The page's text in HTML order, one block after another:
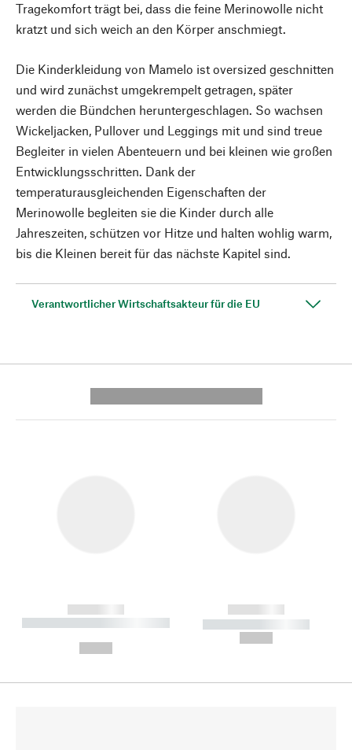
Tragekomfort trägt bei, dass die feine Merinowolle nicht
kratzt und sich weich an den Körper anschmiegt.
Die Kinderkleidung von Mamelo ist oversized geschnitten
und wird zunächst umgekrempelt getragen, später
werden die Bündchen heruntergeschlagen. So wachsen
Wickeljacken, Pullover und Leggings mit und sind treue
Begleiter in vielen Abenteuern und bei kleinen wie großen
Entwicklungsschritten. Dank der
temperaturausgleichenden Eigenschaften der
Merinowolle begleiten sie die Kinder durch alle
Jahreszeiten, schützen vor Hitze und halten wohlig warm,
bis die Kleinen bereit für das nächste Kapitel sind.
Verantwortlicher Wirtschaftsakteur für die EU
------------
----------- ----------- --------
------------
----------- -----------